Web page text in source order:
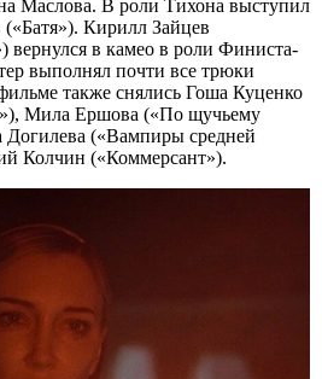
Маслова. В роли Тихона выступил
Кирилл Зайцев
вернулся в камео в роли Финиста-
выполнял почти все трюки
также снялись Гоша Куценко
Мила Ершова («По щучьему
Догилева («Вампиры средней
Колчин («Коммерсант»).